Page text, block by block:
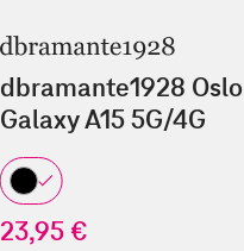
dbramante1928 Oslo
Galaxy A15 5G/4G
23,95 €